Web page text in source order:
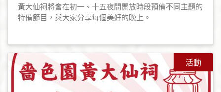
黃大仙祠將會在初一、十五夜間開放時段預備不同主題的
特備節目，與大家分享每個美好的晚上。
活動